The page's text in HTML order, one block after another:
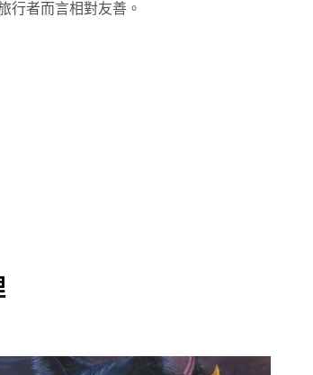
行者而言相對友善。